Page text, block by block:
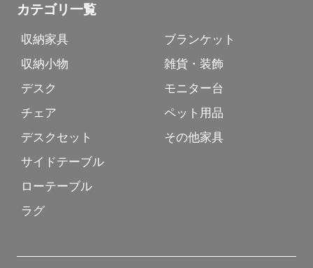
カテゴリ一覧
収納家具
収納小物
デスク
チェア
デスクセット
サイドテーブル
ローテーブル
ラグ
ブランケット
雑貨・装飾
モニター台
ペット用品
その他家具